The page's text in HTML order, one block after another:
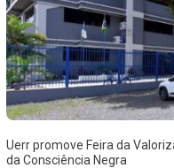
Uerr promove Feira da
da Consciência Negra